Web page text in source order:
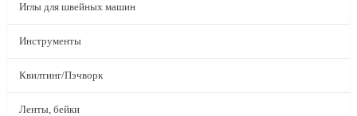
Иглы для швейных машин
Инструменты
Квилтинг/Пэчворк
Ленты, бейки